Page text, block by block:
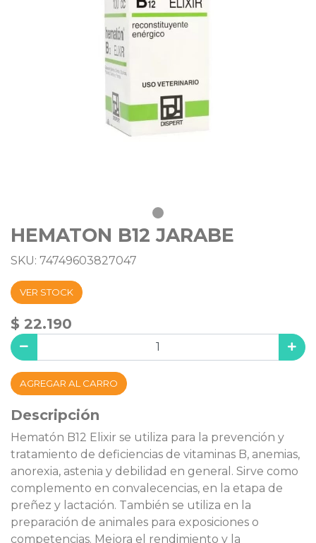
HEMATON B12 JARABE
SKU: 74749603827047
VER STOCK
$ 22.190
AGREGAR AL CARRO
Descripción
Hematón B12 Elixir se utiliza para la prevención y
tratamiento de deficiencias de vitaminas B, anemias,
anorexia, astenia y debilidad en general. Sirve como
complemento en convalecencias, en la etapa de
preñez y lactación. También se utiliza en la
preparación de animales para exposiciones o
competencias. Mejora el rendimiento y la